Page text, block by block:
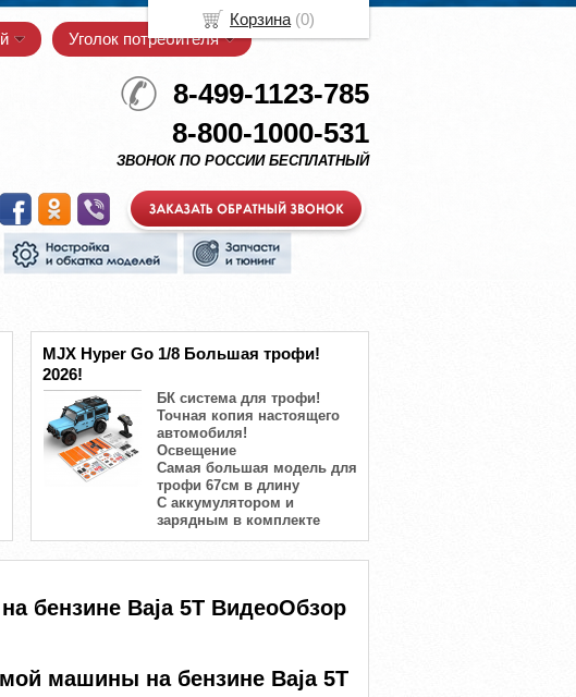
Уголок потребителя
8-499-1123-785
8-800-1000-531
ЗВОНОК ПО РОССИИ БЕСПЛАТНЫЙ
MJX Hyper Go 1/8 Большая трофи!
2026!
БК система для трофи!
Точная копия настоящего
автомобиля!
Освещение
Самая большая модель для
трофи 67см в длину
С аккумулятором и
зарядным в комплекте
бензине Baja 5T ВидеоОбзор
машины на бензине Baja 5T
Корзина (0)